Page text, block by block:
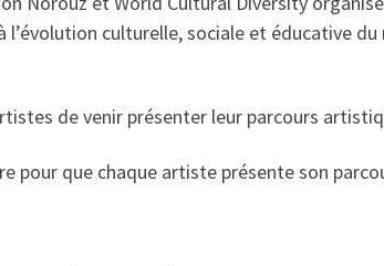
culturelle, sociale et éducative
de venir présenter leur parcours
pour que chaque artiste présente son